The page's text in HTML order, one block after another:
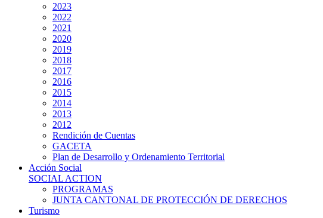
2023
2022
2021
2020
2019
2018
2017
2016
2015
2014
2013
2012
Rendición de Cuentas
GACETA
Plan de Desarrollo y Ordenamiento Territorial
Acción Social
SOCIAL ACTION
PROGRAMAS
JUNTA CANTONAL DE PROTECCIÓN DE DERECHOS
Turismo